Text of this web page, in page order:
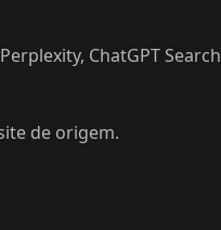
ChatGPT Search
de origem.